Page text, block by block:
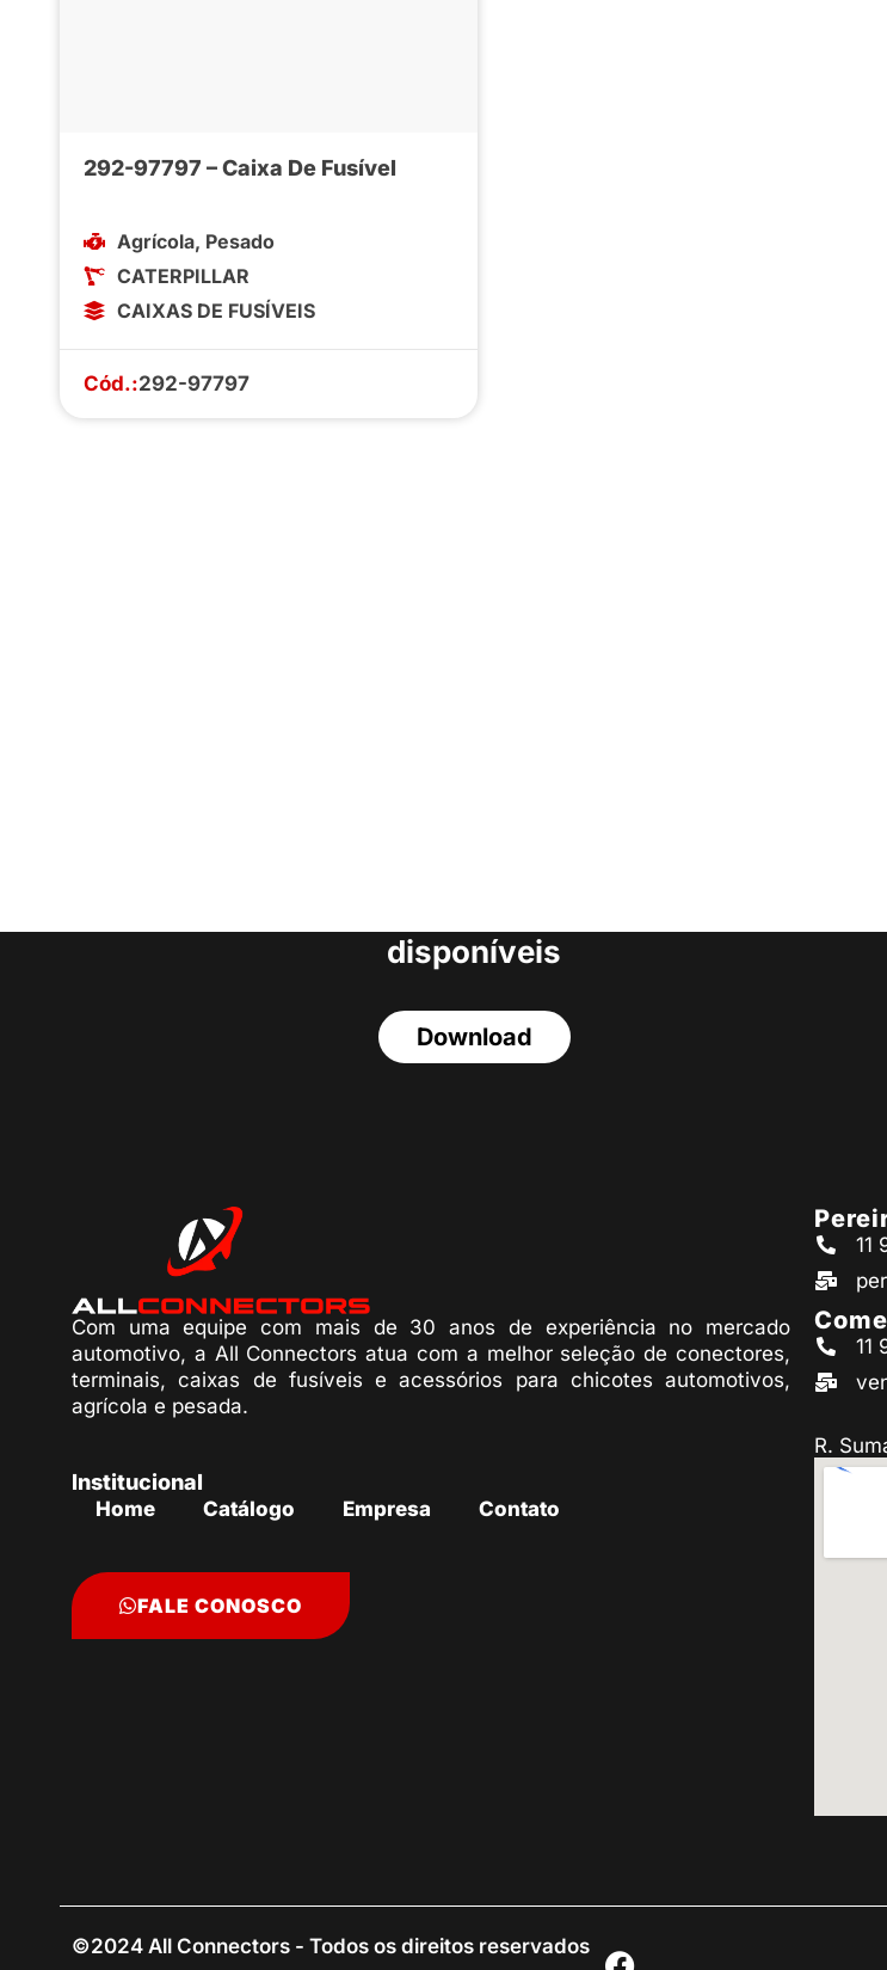
292-97797 – Caixa De Fusível
Agrícola, Pesado
CATERPILLAR
CAIXAS DE FUSÍVEIS
Cód.:292-97797
disponíveis
Download
Com uma equipe com mais de 30 anos de experiência no mercado
automotivo, a All Connectors atua com a melhor seleção de conectores,
terminais, caixas de fusíveis e acessórios para chicotes automotivos,
agrícola e pesada.
Institucional
Home Catálogo Empresa Contato
FALE CONOSCO
11
11
R.
©2024 All Connectors - Todos os direitos reservados